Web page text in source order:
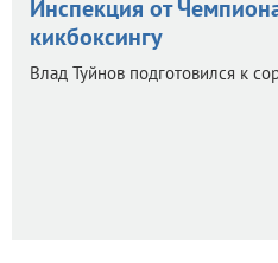
Инспекция от
кикбоксингу
Влад Туйнов подготовился к